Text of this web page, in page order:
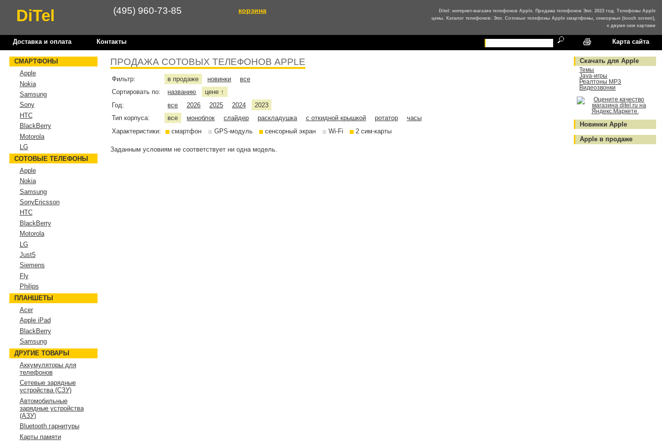
Ditel: интернет-магазин телефонов Apple. Продажа телефонов Эпл. 2023 год. Телефоны Apple
цены. Каталог телефонов: Эпл. Сотовые телефоны Apple смартфоны, сенсорные (touch screen),
с двумя сим картами
DiTel (495) 960-73-85 корзина
Доставка и оплата Контакты Карта сайта
ПРОДАЖА СОТОВЫХ ТЕЛЕФОНОВ APPLE
Фильтр: в продаже новинки
все
Сортировать по:
названию цене ↑
Год: все 2026 2025 2024
2023
Тип корпуса:
все моноблок слайдер раскладушка с откидной крышкой ротатор
часы
Характеристики:
смартфон GPS-модуль сенсорный экран Wi-Fi 2 сим-карты
Заданным условиям не соответствует ни одна модель.
Скачать для Apple
Темы
Java-игры
Реалтоны MP3
Видеозвонки
Новинки Apple
Apple в продаже
СМАРТФОНЫ
Apple
Nokia
Samsung
Sony
HTC
BlackBerry
Motorola
LG
СОТОВЫЕ ТЕЛЕФОНЫ
Apple
Nokia
Samsung
SonyEricsson
HTC
BlackBerry
Motorola
LG
Just5
Siemens
Fly
Philips
ПЛАНШЕТЫ
Acer
Apple iPad
BlackBerry
Samsung
ДРУГИЕ ТОВАРЫ
Аккумуляторы для
телефонов
Сетевые зарядные
устройства (СЗУ)
Автомобильные
зарядные устройства
(АЗУ)
Bluetooth гарнитуры
Карты памяти